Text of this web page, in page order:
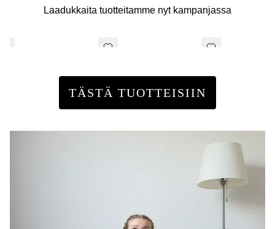
Laadukkaita tuotteitamme nyt kampanjassa
TÄSTÄ TUOTTEISIIN